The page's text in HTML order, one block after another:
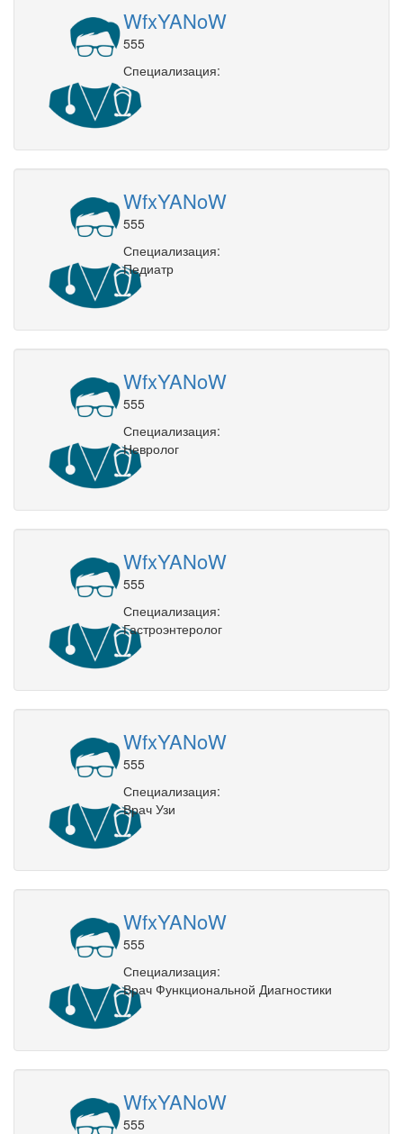
WfxYANoW
555
Специализация:
WfxYANoW
555
Специализация:
Педиатр
WfxYANoW
555
Специализация:
Невролог
WfxYANoW
555
Специализация:
Гастроэнтеролог
WfxYANoW
555
Специализация:
Врач Узи
WfxYANoW
555
Специализация:
Врач Функциональной Диагностики
WfxYANoW
555